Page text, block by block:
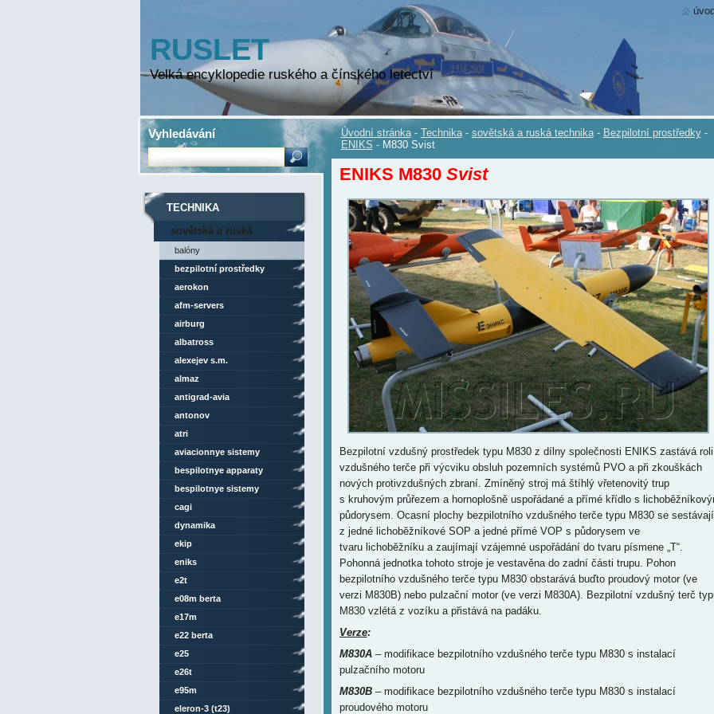
RUSLET
Velká encyklopedie ruského a čínského letectví
Úvodní stránka - Technika - sovětská a ruská technika - Bezpilotní prostředky -
ENIKS - M830 Svist
ENIKS M830 Svist
Bezpilotní vzdušný prostředek typu M830 z dílny společnosti ENIKS zastává roli
vzdušného terče při výcviku obsluh pozemních systémů PVO a při zkouškách
nových protivzdušných zbraní. Zmíněný stroj má štíhlý vřetenovitý trup
s kruhovým průřezem a hornoplošně uspořádané a přímé křídlo s
půdorysem. Ocasní plochy bezpilotního vzdušného terče typu M830 se sestávají
z jedné lichoběžníkové SOP a jedné přímé VOP s půdorysem ve
tvaru lichoběžníku a zaujímají vzájemné uspořádání do tvaru písmene „T“.
Pohonná jednotka tohoto stroje je vestavěna do zadní části trupu. Pohon
bezpilotního vzdušného terče typu M830 obstarává buďto proudový motor (ve
verzi M830B) nebo pulzační motor (ve verzi M830A). Bezpilotní vzdušný terč
M830 vzlétá z vozíku a přistává na padáku.
Verze:
M830A– modifikace bezpilotního vzdušného terče typu M830 s instalací
pulzačního motoru
M830B – modifikace bezpilotního vzdušného terče typu M830 s instalací
proudového motoru
TECHNIKA
sovětská a ruská
technika
balóny
bezpilotní prostředky
aerokon
afm-servers
airburg
albatross
alexejev s.m.
almaz
antigrad-avia
antonov
atri
aviacionnye sistemy
bespilotnye apparaty
bespilotnye sistemy
cagi
dynamika
ekip
eniks
e2t
e08m berta
e17m
e22 berta
e25
e26t
e95m
eleron-3 (t23)
Vyhledávání